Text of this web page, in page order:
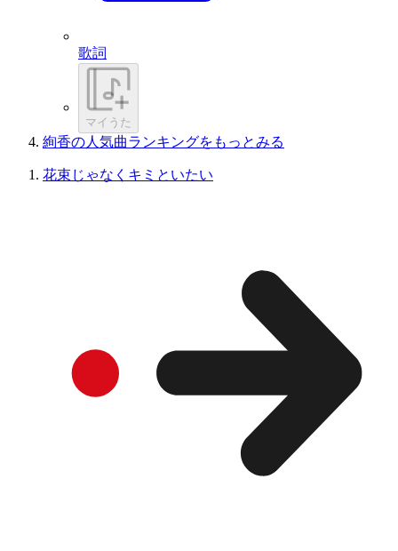
歌詞
マイうた
絢香の人気曲ランキングをもっとみる
花束じゃなくキミといたい